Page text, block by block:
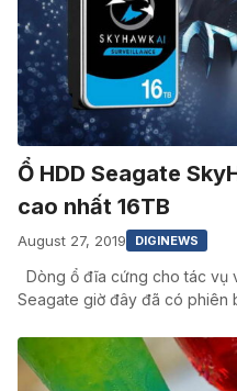
Ổ HDD Seagate
cao nhất 16TB
August 27, 2019 DIGINEWS
Dòng ổ đĩa cứng cho tác vụ
Seagate giờ đây đã có phiên